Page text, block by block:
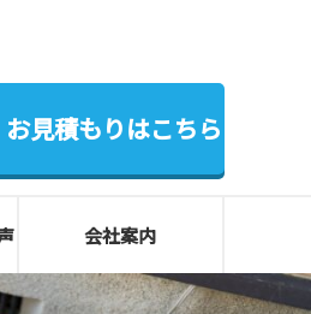
会社案内
見積もりはこちら